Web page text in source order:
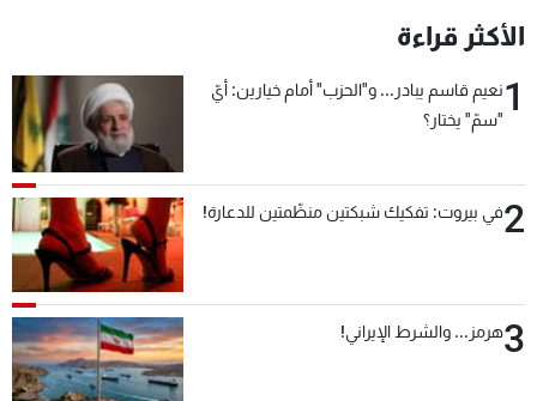
الأكثر قراءة
1نعيم قاسم يبادر... و"الحزب" أمام خيارين: أيّ
"سمّ" يختار؟
2في بيروت: تفكيك شبكتين منظّمتين للدعارة!
3هرمز... والشرط الإيراني!
شاهد البرامج
الترددات
شروط الإسـتخدام
سياسة الخصوصية